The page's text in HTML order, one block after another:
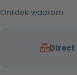
Ontdek waarom
Direct